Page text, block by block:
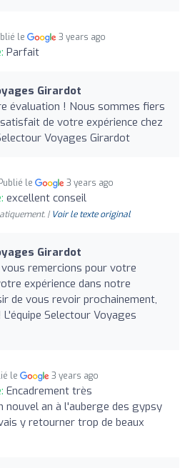
le 3 years ago
Parfait
Girardot
évaluation ! Nous sommes fiers
de votre expérience chez
Voyages Girardot
Publié le 3 years ago
excellent conseil
| Voir le texte original
Girardot
remercions pour votre
expérience dans notre
de vous revoir prochainement,
L'équipe Selectour Voyages
le 3 years ago
Encadrement très
nouvel an à l'auberge des gypsy
y retourner trop de beaux